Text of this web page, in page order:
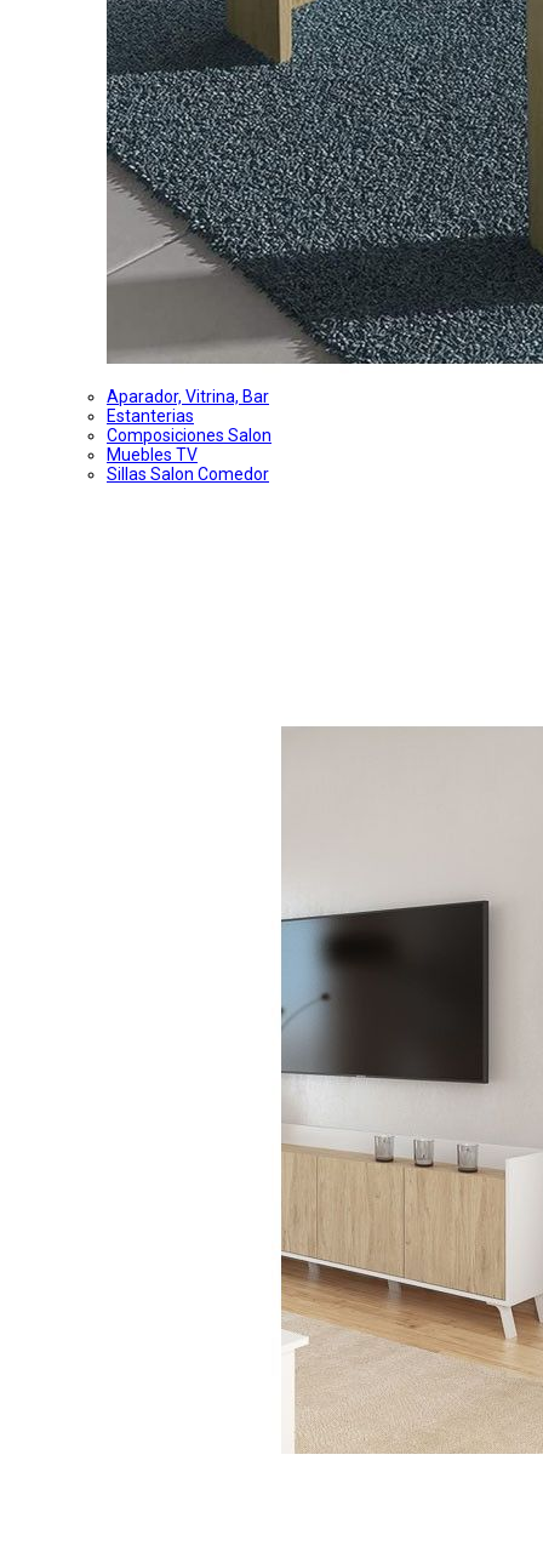
Aparador, Vitrina, Bar
Estanterias
Composiciones Salon
Muebles TV
Sillas Salon Comedor